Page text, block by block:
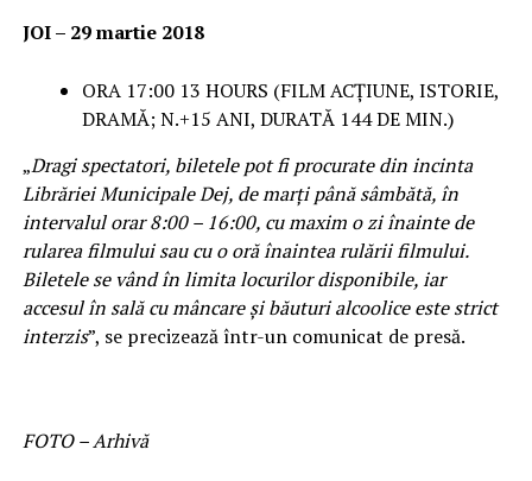
JOI – 29 martie 2018
ORA 17:00 13 HOURS (FILM ACȚIUNE, ISTORIE,
DRAMĂ; N.+15 ANI, DURATĂ 144 DE MIN.)
„Dragi spectatori, biletele pot fi procurate din incinta
Librăriei Municipale Dej, de marți până sâmbătă, în
intervalul orar 8:00 – 16:00, cu maxim o zi înainte de
rularea filmului sau cu o oră înaintea rulării filmului.
Biletele se vând în limita locurilor disponibile, iar
accesul în sală cu mâncare și băuturi alcoolice este strict
interzis”, se precizează într-un comunicat de presă.
FOTO – Arhivă